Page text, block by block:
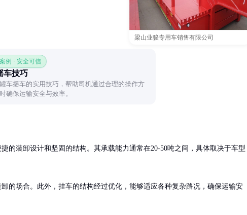
梁山业骏专用车销售有限公司
例 · 安全可信
车技巧
车摇车的实用技巧，帮助司机通过合理的操作方
确保运输安全与效率。
的装卸设计和坚固的结构。其承载能力通常在20-50吨之间，具体取决于车型
的场合。此外，挂车的结构经过优化，能够适应各种复杂路况，确保运输安